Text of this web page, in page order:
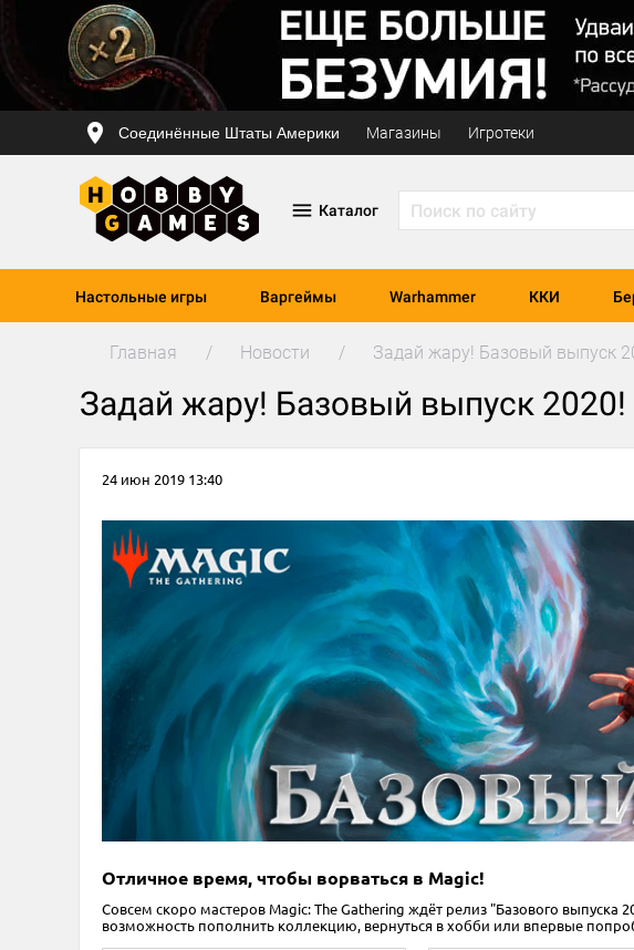
Соединённые Штаты Америки Магазины Игротеки
Каталог
Настольные игры Варгеймы Warhammer ККИ
Главная Новости Задай жару! Базовый выпуск
Задай жару! Базовый выпуск 2020!
24 июн 2019 13:40
Отличное время, чтобы ворваться в Magic!
Совсем скоро мастеров Magic: The Gathering ждёт релиз "Базового
возможность пополнить коллекцию, вернуться в хобби или впервые